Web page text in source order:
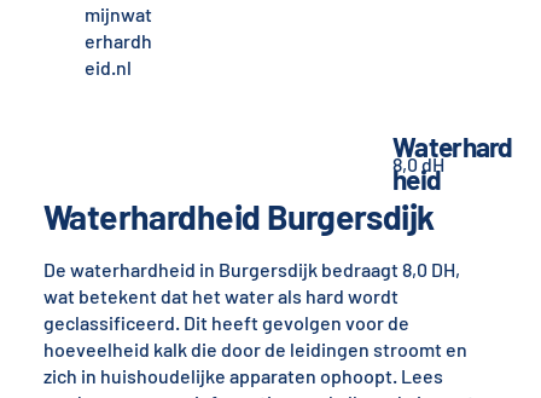
mijnwat
erhardh
eid.nl
Waterhardheid Burgersdijk
De waterhardheid in Burgersdijk bedraagt 8,0 DH,
wat betekent dat het water als hard wordt
geclassificeerd. Dit heeft gevolgen voor de
hoeveelheid kalk die door de leidingen stroomt en
zich in huishoudelijke apparaten ophoopt. Lees
Waterhard
heid
8,0 dH